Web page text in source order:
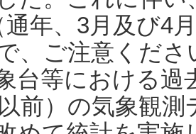
通年、3月及び4
、ご注意くだ
台等における過
以前）の気象観